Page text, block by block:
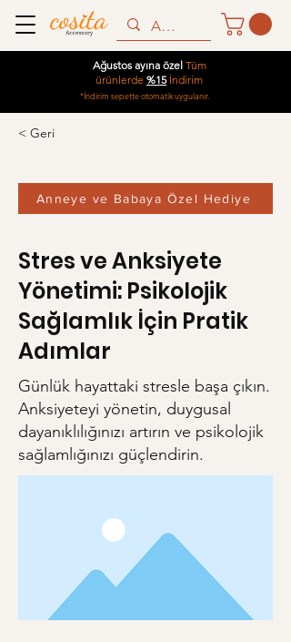
Ağustos ayına özel Tüm
ürünlerde %15İndirim
*İndirim sepette otomatik uygulanır.
< Geri
Anneye ve Babaya Özel Hediye
Stres ve Anksiyete
Yönetimi: Psikolojik
Sağlamlık İçin Pratik
Adımlar
Günlük hayattaki stresle başa çıkın.
Anksiyeteyi yönetin, duygusal
dayanıklılığınızı artırın ve psikolojik
sağlamlığınızı güçlendirin.